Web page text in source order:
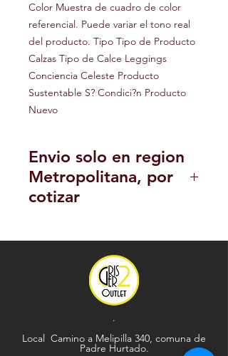
Color Muestra de cuadro de color
referencial. Puede variar el tono real
del producto. Tipo Tipo de Producto
Calzas Tipo de Calce Leggings
Conciencia Celeste Producto
Sustentable S? Condici?n Producto
Nuevo
Envio solo en region
Metropolitana, por
cotizar
REEMBOLSO
.
Local Camino a Melipilla 340, comuna de
Padre Hurtado.